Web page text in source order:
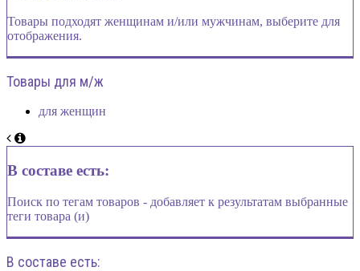
Товары подходят женщинам и/или мужчинам, выберите для
отображения.
Товары для м/ж
для женщин
В составе есть:
Поиск по тегам товаров - добавляет к результатам выбранные
теги товара (и)
В составе есть: